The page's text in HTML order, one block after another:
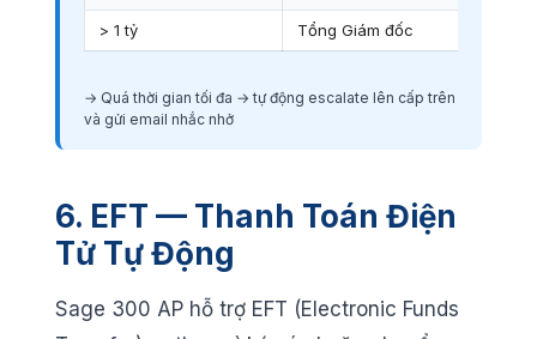
> 1 tỷ Tổng Giám đốc
→ Quá thời gian tối đa → tự động escalate lên cấp trên
và gửi email nhắc nhở
6. EFT — Thanh Toán Điện
Tử Tự Động
Sage 300 AP hỗ trợ EFT (Electronic Funds